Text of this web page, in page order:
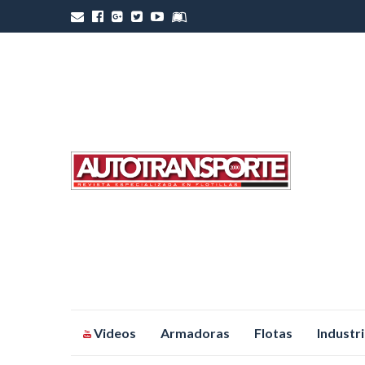
Videos Armadoras Flotas